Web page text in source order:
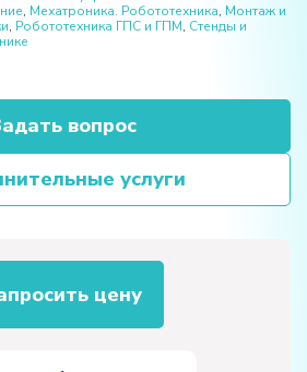
, Мехатроника. Робототехника, Монтаж и
, Робототехника ГПС и ГПМ, Стенды и
вопрос
услуги
цену